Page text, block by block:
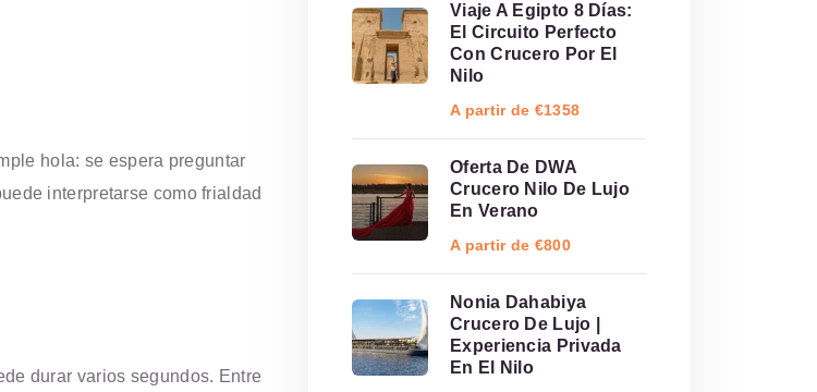
hola: se espera preguntar
interpretarse como frialdad
durar varios segundos. Entre
Viaje A Egipto 8 Días:
El Circuito Perfecto
Con Crucero Por El
Nilo
A partir de €1358
Oferta De DWA
Crucero Nilo De Lujo
En Verano
A partir de €800
Nonia Dahabiya
Crucero De Lujo |
Experiencia Privada
En El Nilo